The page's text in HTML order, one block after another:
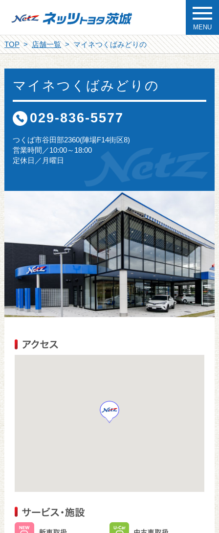
MENU
TOP 店舗一覧 マイネつくばみどりの
マイネつくばみどりの
029-836-5577
つくば市谷田部2360(陣場F14街区8)
営業時間／10:00～18:00
定休日／月曜日